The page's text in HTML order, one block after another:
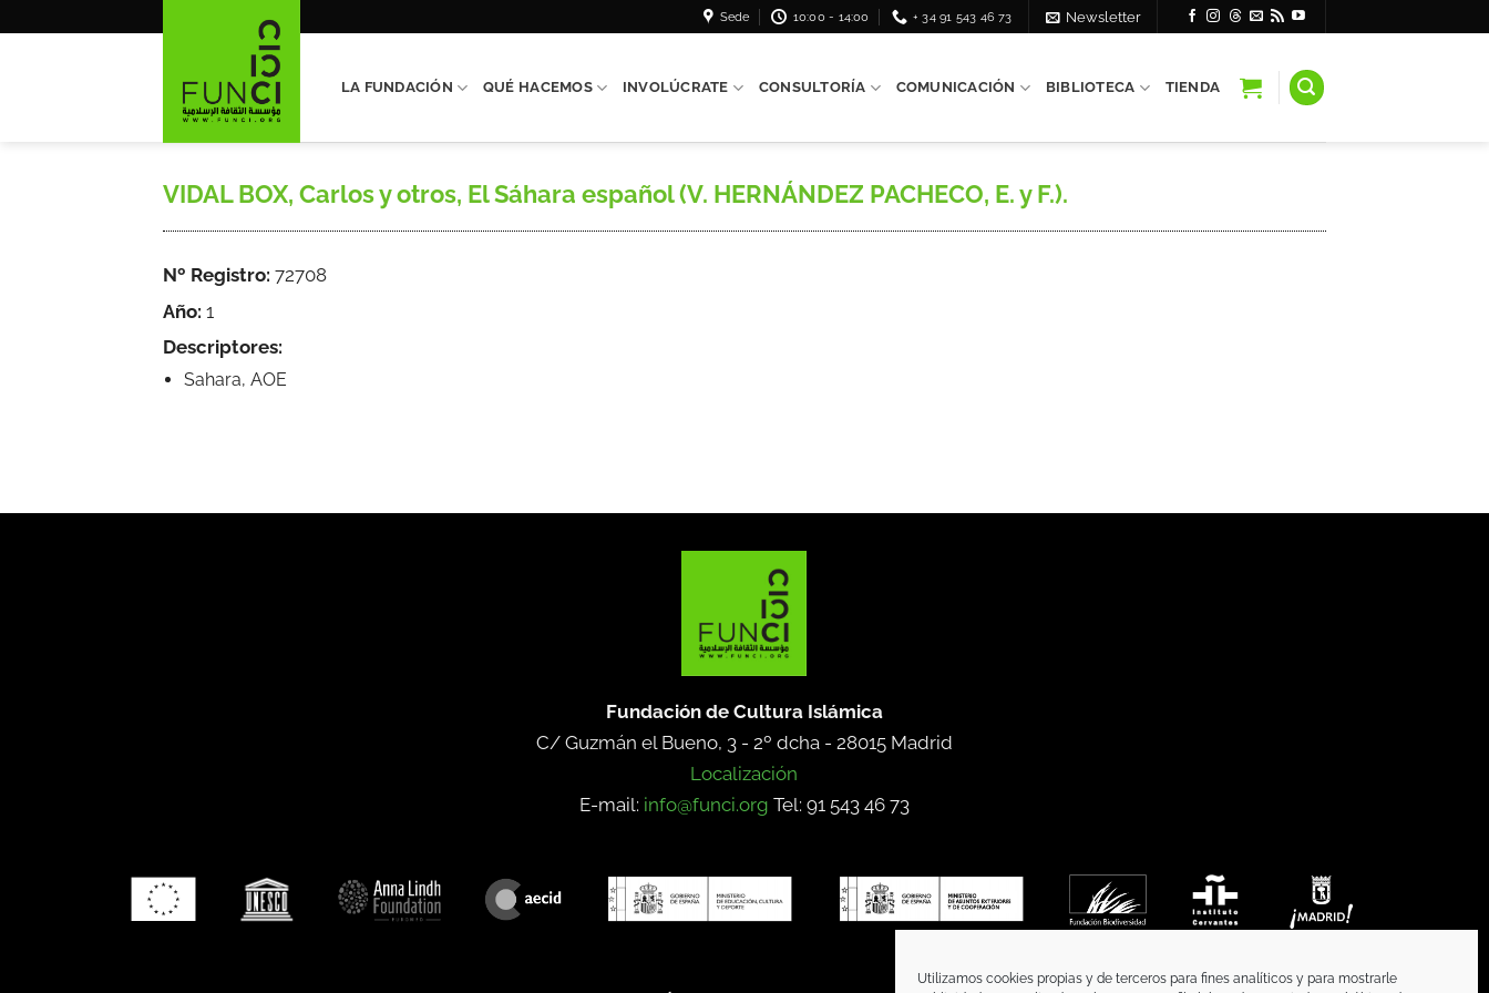
Utilizamos cookies propias y de terceros para fines analíticos y para mostrarle
Sede 10:00 - 14:00 + 34 91 543 46 73 Newsletter
LA FUNDACIÓN QUÉ HACEMOS INVOLÚCRATE CONSULTORÍA COMUNICACIÓN BIBLIOTECA TIENDA
VIDAL BOX, Carlos y otros, El Sáhara español (V. HERNÁNDEZ PACHECO, E. y F.).
Nº Registro: 72708
Año: 1
Descriptores:
Sahara, AOE
Fundación de Cultura Islámica
C/ Guzmán el Bueno, 3 - 2º dcha - 28015 Madrid
Localización
E-mail: info@funci.org Tel: 91 543 46 73